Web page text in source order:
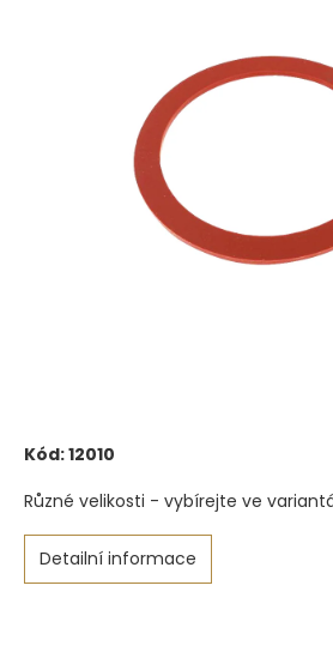
Kód:12010
Různé velikosti - vybírejte ve
Detailní informace